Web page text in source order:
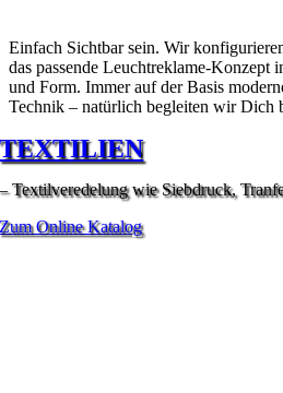
Einfach Sichtbar sein. Wir
das passende Leuchtreklame-Konzept
und Form. Immer auf der Basis
Technik – natürlich begleiten wir Dich
TEXTILIEN
– Textilveredelung wie Siebdruck,
Zum Online Katalog